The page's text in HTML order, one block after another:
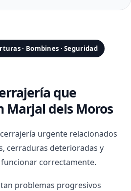
· Bombines · Seguridad
que
Marjal dels Moros
urgente relacionados
cerraduras deterioradas y
correctamente.
problemas progresivos